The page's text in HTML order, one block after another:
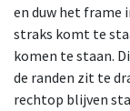
en duw het frame
straks komt te
komen te staan.
de randen zit te
rechtop blijven